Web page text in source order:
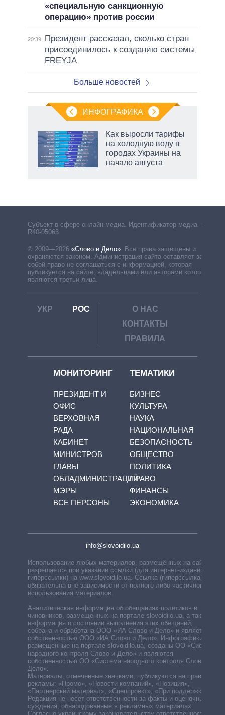
«специальную санкционную
операцию» против россии
20:39
Президент рассказал, сколько стран
присоединилось к созданию системы
FREYJA
Больше новостей
ИНФОГРАФИКА
Как выросли тарифы
на холодную воду в
городах Украины на
начало августа
Субъект в сфере онлайн-медиа. Идентификатор медиа –
R40-05063
© 2009—2026 «Слово и Дело» Все права защищены и
охраняются законом. Администрация сайта оставляет за
собой право не соглашаться с информацией, которая
публикуется на сайте, владельцами или авторами которой
являются третьи лица.
УКР РОС
О НАС
КОНТАКТЫ
ПРАВИЛА
МОНИТОРИНГ
ПРЕЗИДЕНТ И
ОФИС
ВЕРХОВНАЯ
РАДА
КАБИНЕТ
МИНИСТРОВ
ГЛАВЫ
ОБЛАДМИНИСТРАЦИЙ
МЭРЫ
ВСЕ ПЕРСОНЫ
ТЕМАТИКИ
БИЗНЕС
КУЛЬТУРА
НАУКА
НАЦИОНАЛЬНАЯ
БЕЗОПАСНОСТЬ
ОБЩЕСТВО
ПОЛИТИКА
ПРАВО
ФИНАНСЫ
ЭКОНОМИКА
info@slovoidilo.ua
Использование любых материалов, размещённых на сайте,
разрешается при указании ссылки (для интернет-изданий —
гиперссылки) на www.slovoidilo.ua. Ссылка (гиперссылка)
обязательна вне зависимости от полного либо частичного
использования материалов.
Аналитическая информация об обещаниях политиков и
чиновников, размещенных на портале slovoidilo.ua, а также
информация о состоянии выполнения этих обещаний,
собрана и обработана ООО «ИА Слово и Дело» и является
собственностью ООО «ИА Слово и Дело». Инфографики,
размещенные на портале slovoidilo.ua, созданы ОО «Система
народного контроля Слово и Дело» и являются
собственностью ОО «Система народного контроля Слово и
Дело».
Материалы, отмеченные значками, публикуются на правах
рекламы: «Промо», «Новости компаний», «Позиция»,
«Партнерский материал», «Спецпроект», «При поддержке».
Редакция не несет ответственности за факты и оценочные
суждения, обнародованные в рекламных материалах.